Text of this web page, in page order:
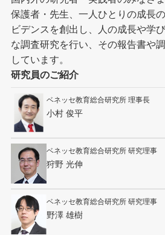
保護者・先生、一人ひとりの成長
ビデンスを創出し、人の成長や学
な調査研究を行い、その報告書や
しています。
研究員のご紹介
ベネッセ教育総合研究所 理事長
小村 俊平
ベネッセ教育総合研究所 研究理事
狩野 光伸
ベネッセ教育総合研究所 研究理事
野澤 雄樹